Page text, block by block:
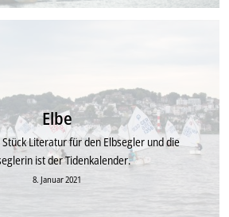
Elbe
Literatur für den Elbsegler und die
ist der Tidenkalender.
8. Januar 2021